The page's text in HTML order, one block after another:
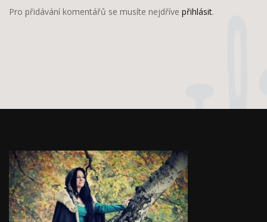
Pro přidávání komentářů se musíte nejdříve přihlásit.